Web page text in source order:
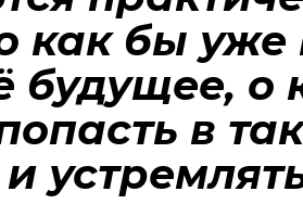
как бы
будущее, о
в